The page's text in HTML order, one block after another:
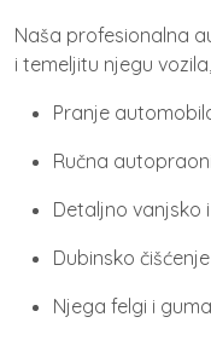
Naša profesionalna
i temeljitu njegu
Pranje
Ručna
Detaljno vanjsko
Dubinsko
Njega felgi i guma